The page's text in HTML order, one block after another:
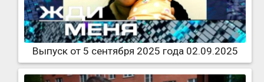
Выпуск от 5 сентября 2025 года 02.09.2025